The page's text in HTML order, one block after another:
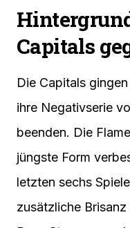
Capitals
Die Capitals
ihre Negativserie
beenden. Die
jüngste Form
letzten sechs
zusätzliche